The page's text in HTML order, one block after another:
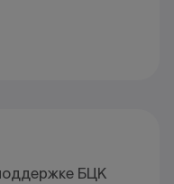
БЦК